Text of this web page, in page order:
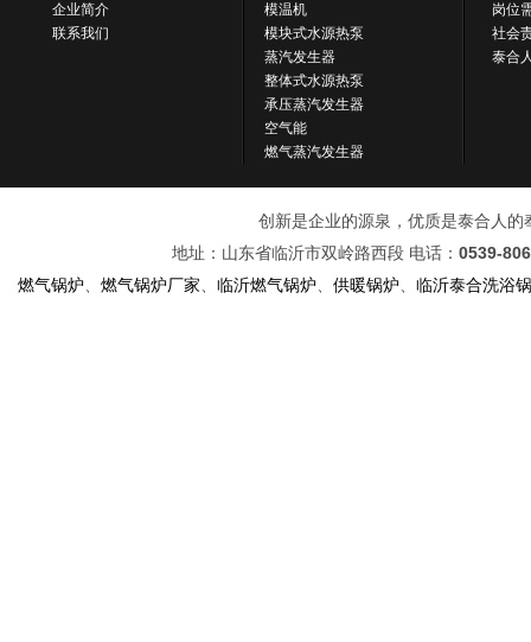
企业简介
联系我们
模温机
模块式水源热泵
蒸汽发生器
整体式水源热泵
承压蒸汽发生器
空气能
燃气蒸汽发生器
岗位
社会
泰合
创新是企业的源泉，优质是泰合人
地址：山东省临沂市双岭路西段 电话： 0539-
燃气锅炉
燃气锅炉厂家 临沂燃气锅炉 供暖锅炉 临沂泰合洗浴